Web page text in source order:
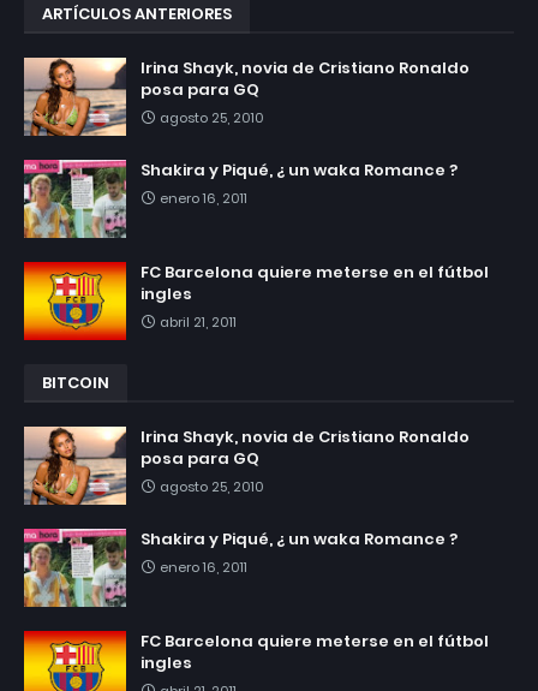
ARTÍCULOS ANTERIORES
Irina Shayk, novia de Cristiano Ronaldo
posa para GQ
agosto 25, 2010
Shakira y Piqué, ¿ un waka Romance ?
enero 16, 2011
FC Barcelona quiere meterse en el fútbol
ingles
abril 21, 2011
BITCOIN
Irina Shayk, novia de Cristiano Ronaldo
posa para GQ
agosto 25, 2010
Shakira y Piqué, ¿ un waka Romance ?
enero 16, 2011
FC Barcelona quiere meterse en el fútbol
ingles